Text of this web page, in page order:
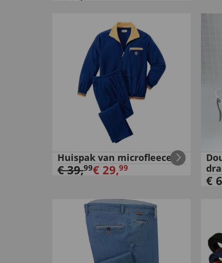
Huispak van microfleece
€39,99€ 29,99
€